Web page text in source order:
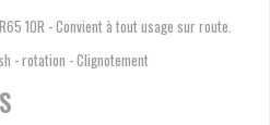
10R - Convient à tout usage sur route.
- rotation - Clignotement